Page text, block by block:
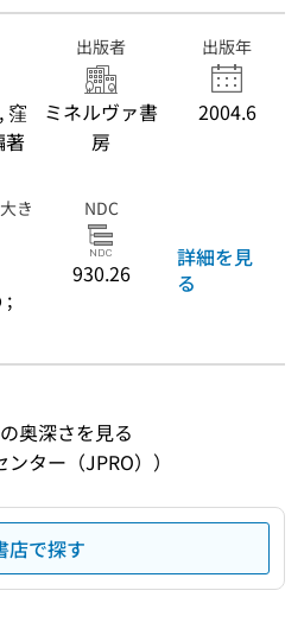
窪
著
出版者
ミネルヴァ書
房
出版年
2004.6
き
;
NDC
930.26
詳細を見
る
奥深さを見る
ター（JPRO））
店で探す